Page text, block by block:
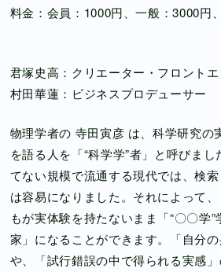
料金：会員：1000円、一般：3000円
君塚史高：クリエーター・フロント
村田華蓮：ビジネスプロデューサー
物理学者の 寺田寅彦 は、科学研究の
を語る人を「“科学学”者」と呼びま
てない規模で流通する現代では、検
は容易になりました。それによって
もが実体験を持たないまま「“〇〇学”
家」になることができます。「自分の
や、「試行錯誤の中で得られる実感